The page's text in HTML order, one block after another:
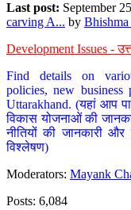
Last post: September
carving A... by
Development Issues -
Find details on
policies, new
Uttarakhand. (यहां आप
विकास योजनाओं की
नीतियों की जानकारी
विश्लेषण)
Moderators: Mayank
Posts: 6,084